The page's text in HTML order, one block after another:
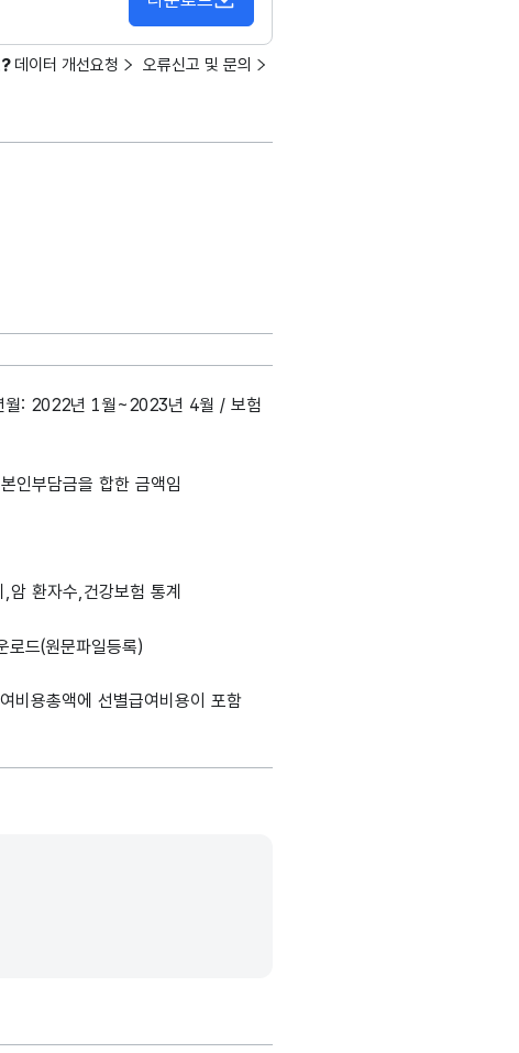
데이터 개선요청 오류신고 및 문의
월: 2022년 1월~2023년 4월 / 보험
인부담금을 합한 금액임
암 환자수,건강보험 통계
로드(원문파일등록)
비용총액에 선별급여비용이 포함